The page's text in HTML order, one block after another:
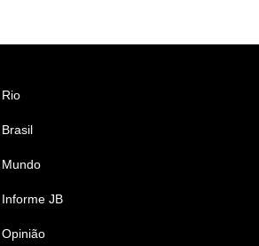
Rio
Brasil
Mundo
Informe JB
Opinião